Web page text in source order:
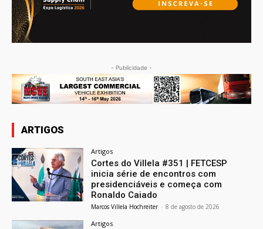
- Publicidade -
ARTIGOS
Artigos
Cortes do Villela #351 | FETCESP
inicia série de encontros com
presidenciáveis e começa com
Ronaldo Caiado
Marcos Villela Hochreiter - 8 de agosto de 2026
Artigos